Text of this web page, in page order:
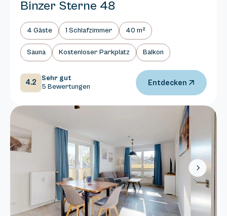
Binzer Sterne 48
4 Gäste 1 Schlafzimmer 40 m²
Sauna Kostenloser Parkplatz Balkon
4.2
Sehr gut
5 Bewertungen
Entdecken
Next